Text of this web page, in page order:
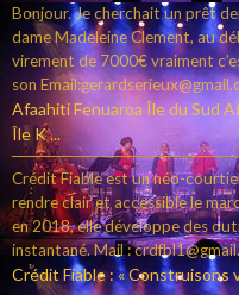
Bonjour. Je cherchait un prêt
dame Madeleine Clement, au
virement de 7000€ vraiment
son
Afaahiti Fenuaroa Île du Sud
Île K ...
Crédit Fiable est un néo-
rendre clair et accessible le
en 2018, elle développe des
instantané. Mail :
Crédit Fiable : « Construisons